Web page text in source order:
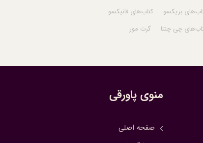
بریکسو
کتاب‌های فانیکسو
چی چنتا
گرت مور
منوی پاورقی
صفحه اصلی